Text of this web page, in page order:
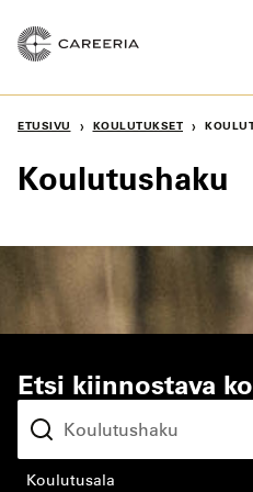
sisältöön
ETUSIVU › KOULUTUKSET ›
Koulutushaku
Etsi kiinnostava
koulutusala